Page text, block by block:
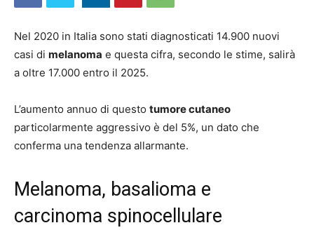
Nel 2020 in Italia sono stati diagnosticati 14.900 nuovi
casi di melanoma e questa cifra, secondo le stime, salirà
a oltre 17.000 entro il 2025.
L’aumento annuo di questo tumore cutaneo
particolarmente aggressivo è del 5%, un dato che
conferma una tendenza allarmante.
Melanoma, basalioma e
carcinoma spinocellulare